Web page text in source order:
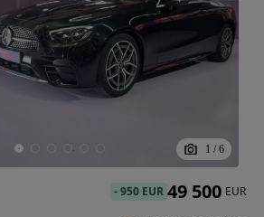
1 / 6
-950 EUR 49 500 EUR